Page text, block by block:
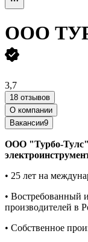
ООО
3,7
18 отзывов
О компании
Вакансии9
ООО "Турбо-Тулс"
• 25 лет на
• Востребованный
производителей в
• Собственное